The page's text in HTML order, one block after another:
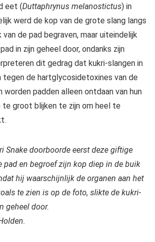
eet (Duttaphrynus melanostictus) in
werd de kop van de grote slang langs
van de pad begraven, maar uiteindelijk
in zijn geheel door, ondanks zijn
dit gedrag dat kukri-slangen in
de hartglycosidetoxines van de
worden padden alleen ontdaan van hun
te groot blijken te zijn om heel te
Snake doorboorde eerst deze giftige
pad en begroef zijn kop diep in de buik
hij waarschijnlijk de organen aan het
te zien is op de foto, slikte de kukri-
geheel door.